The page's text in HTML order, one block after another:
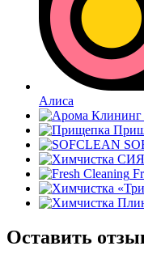
Алиса
Оставить